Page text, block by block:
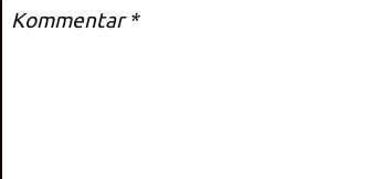
Kommentar*